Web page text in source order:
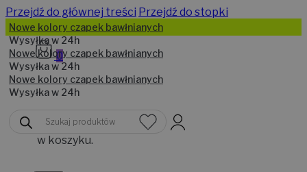
Przejdź do głównej treści Przejdź do stopki
Nowe kolory czapek bawłnianych
Wysyłka w 24h
Nowe kolory czapek bawłnianych
Wysyłka w 24h
Nowe kolory czapek bawłnianych
Wysyłka w 24h
Wyszukiwarka
produktów
0
produktów
w koszyku.